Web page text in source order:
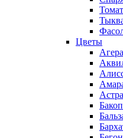
Томат
Цветы
Астра